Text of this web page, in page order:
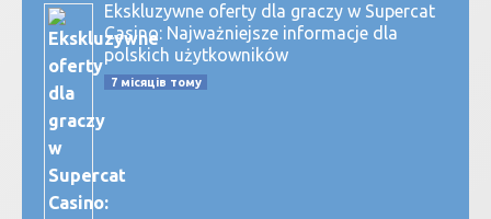
Ekskluzywne oferty dla graczy w Supercat
Casino: Najważniejsze informacje dla
polskich użytkowników
7 місяців тому